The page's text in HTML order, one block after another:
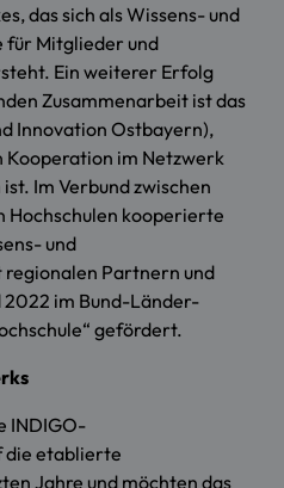
das sich als Wissens- und
für Mitglieder und
Ein weiterer Erfolg
Zusammenarbeit ist das
Innovation Ostbayern),
Kooperation im Netzwerk
Im Verbund zwischen
Hochschulen kooperierte
und
Partnern und
2022 im Bund-Länder-
gefördert.
INDIGO-
die etablierte
Jahre und möchten das